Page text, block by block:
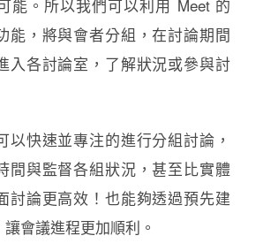
能。所以我們可以利用 Meet 的
能，將與會者分組，在討論期間
入各討論室，了解狀況或參與討
以快速並專注的進行分組討論，
間與監督各組狀況，甚至比實體
討論更高效！也能夠透過預先建
會議進程更加順利。